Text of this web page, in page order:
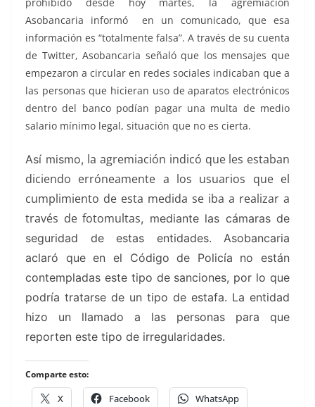
prohibido desde hoy martes, la agremiación
Asobancaria informó en un comunicado, que esa
información es “totalmente falsa”. A través de su cuenta
de Twitter, Asobancaria señaló que los mensajes que
empezaron a circular en redes sociales indicaban que a
las personas que hicieran uso de aparatos electrónicos
dentro del banco podían pagar una multa de medio
salario mínimo legal, situación que no es cierta.
Así mismo, la agremiación indicó que les estaban
diciendo erróneamente a los usuarios que el
cumplimiento de esta medida se iba a realizar a
través de fotomultas, mediante las cámaras de
seguridad de estas entidades. Asobancaria
aclaró que en el Código de Policía no están
contempladas este tipo de sanciones, por lo que
podría tratarse de un tipo de estafa. La entidad
hizo un llamado a las personas para que
reporten este tipo de irregularidades.
Comparte esto:
X Facebook WhatsApp